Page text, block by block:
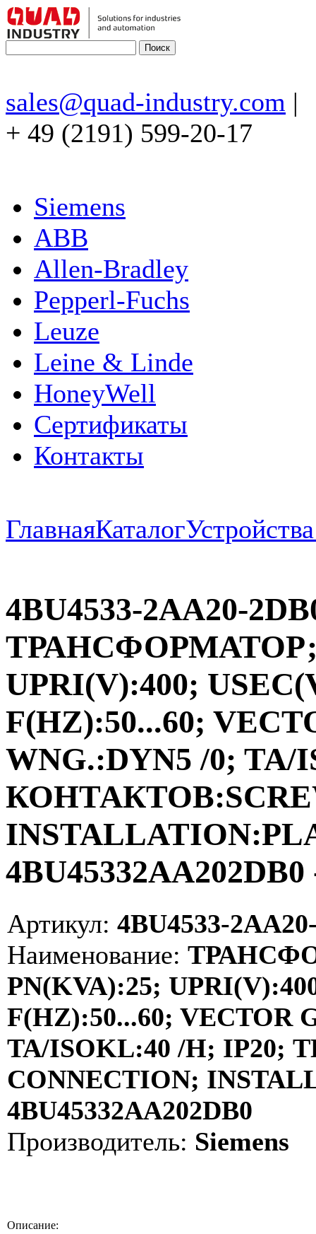
sales@quad-industry.com |
+ 49 (2191) 599-20-17
Siemens
ABB
Allen-Bradley
Pepperl-Fuchs
Leuze
Leine & Linde
HoneyWell
Сертификаты
Контакты
ГлавнаяКаталог
4BU4533-2AA20-
UPRI(V):400;
F(HZ):50...60;
WNG.:DYN5 /0;
Артикул: 4BU4533-
Наименование:
PN(KVA):25;
F(HZ):50...60; VECTOR
TA/ISOKL:40 /H;
CONNECTION;
4BU45332AA202DB0
Производитель: Siemens
Описание: